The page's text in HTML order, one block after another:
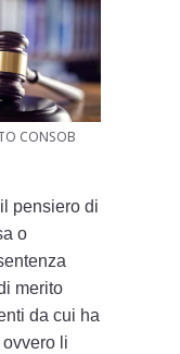
CONSOB
pensiero di
o
merito
da cui ha
li